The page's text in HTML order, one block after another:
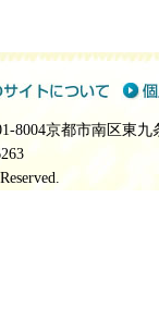
京都市南区東九